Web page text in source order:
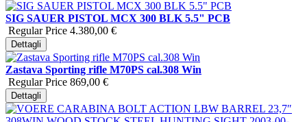
SIG SAUER PISTOL MCX 300 BLK 5.5" PCB
Regular Price 4.380,00 €
Dettagli
Zastava Sporting rifle M70PS cal.308 Win
Regular Price 869,00 €
Dettagli